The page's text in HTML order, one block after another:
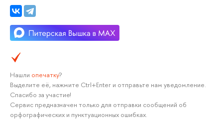
Нашли опечатку?
Выделите её, нажмите Ctrl+Enter и отправьте нам уведомление.
Спасибо за участие!
Сервис предназначен только для отправки сообщений об
орфографических и пунктуационных ошибках.